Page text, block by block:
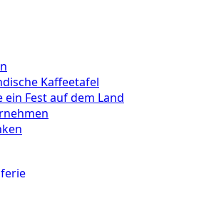
Kaffeetafel
ein Fest auf dem Land